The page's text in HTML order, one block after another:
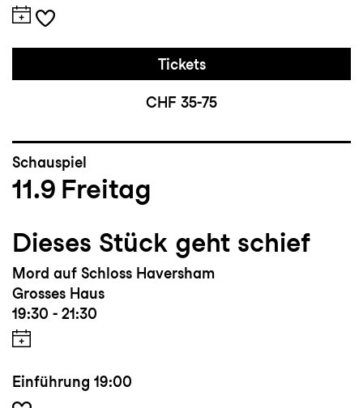
Tickets
CHF 35-75
Schauspiel
11.9 Freitag
Dieses Stück geht schief
Mord auf Schloss Haversham
Grosses Haus
19:30 - 21:30
Einführung 19:00